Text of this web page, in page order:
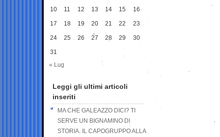
10 11 12 13 14 15 16
17 18 19 20 21 22 23
24 25 26 27 28 29 30
31
« Lug
Leggi gli ultimi articoli
inseriti
MA CHE GALEAZZO DICI? TI
SERVE UN BIGNAMINO DI
STORIA. IL CAPOGRUPPO ALLA